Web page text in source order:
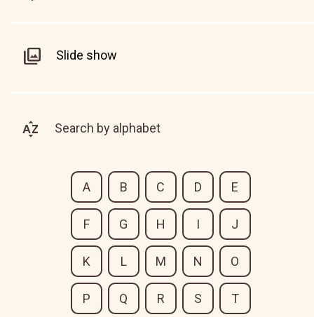
Slide show
Search by alphabet
A B C D E
F G H I J
K L M N O
P Q R S T